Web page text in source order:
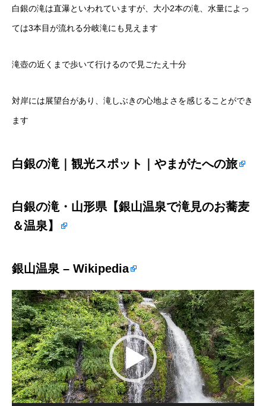
白銀の滝は直瀑といわれていますが、大小2本の滝、水量によっ
ては3本目が流れる分岐滝にも見えます
滝壺の近くまで歩いて行けるので見ごたえ十分
対岸には展望台があり、滝しぶきの心地よさを感じることができ
ます
白銀の滝｜観光スポット｜やまがたへの旅
白銀の滝・山形県【銀山温泉で滝見のお蕎麦
＆温泉】
銀山温泉 – Wikipedia
動
画
プ
レ
ー
ヤ
ー